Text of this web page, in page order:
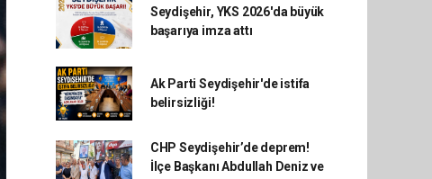
Seydişehir, YKS 2026'da büyük
başarıya imza attı
Ak Parti Seydişehir'de istifa
belirsizliği!
CHP Seydişehir’de deprem!
İlçe Başkanı Abdullah Deniz ve